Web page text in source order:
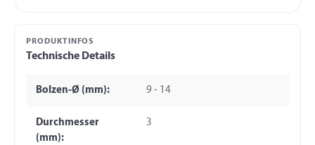
PRODUKTINFOS
Technische Details
Bolzen-Ø (mm): 9 - 14
Durchmesser
(mm):
3